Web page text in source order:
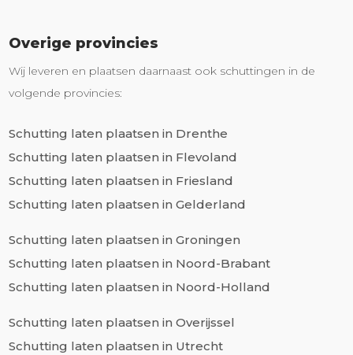
Overige provincies
Wij leveren en plaatsen daarnaast ook schuttingen in de
volgende provincies:
Schutting laten plaatsen in Drenthe
Schutting laten plaatsen in Flevoland
Schutting laten plaatsen in Friesland
Schutting laten plaatsen in Gelderland
Schutting laten plaatsen in Groningen
Schutting laten plaatsen in Noord-Brabant
Schutting laten plaatsen in Noord-Holland
Schutting laten plaatsen in Overijssel
Schutting laten plaatsen in Utrecht